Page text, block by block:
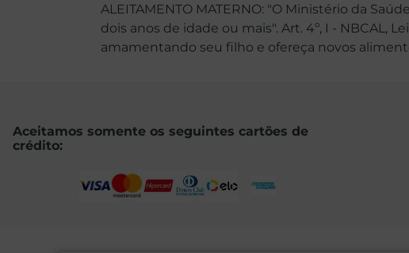
ALEITAMENTO MATERNO: "O Ministério da
dois anos de idade ou mais". Art. 4º, I - NBCAL,
amamentando seu filho e ofereça novos
Aceitamos somente os seguintes cartões de
crédito: